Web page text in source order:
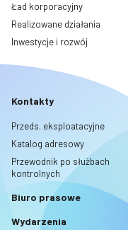
Ład korporacyjny
Realizowane działania
Inwestycje i rozwój
Kontakty
Przeds. eksploatacyjne
Katalog adresowy
Przewodnik po służbach
kontrolnych
Biuro prasowe
Wydarzenia